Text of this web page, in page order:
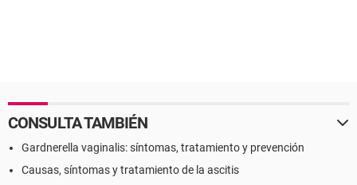
CONSULTA TAMBIÉN
Gardnerella vaginalis: síntomas, tratamiento y prevención
Causas, síntomas y tratamiento de la ascitis